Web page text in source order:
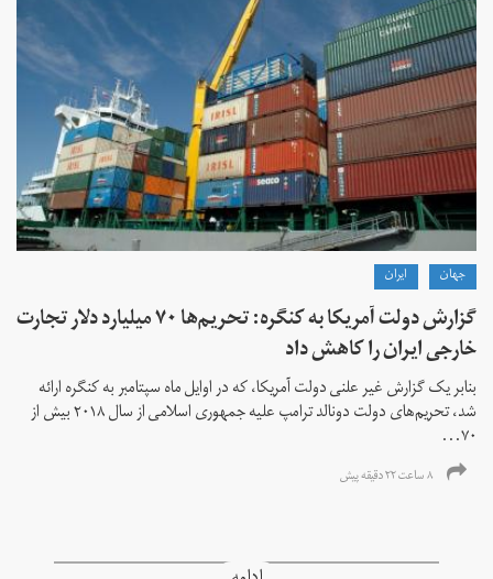
جهان ايران
گزارش دولت آمریکا به کنگره: تحریم‌ها ۷۰ میلیارد دلار تجارت
خارجی ایران را کاهش داد
بنابر یک گزارش غیر علنی دولت آمریکا، که در اوایل ماه سپتامبر به کنگره ارائه
شد، تحریم‌های دولت دونالد ترامپ علیه جمهوری اسلامی از سال ۲۰۱۸ بیش از
۷۰...
۸ ساعت ۲۲ دقیقه پیش